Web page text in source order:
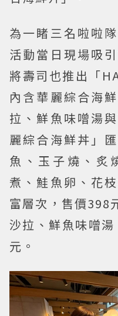
為一睹三名啦啦
活動當日現場吸
將壽司也推出「
內含華麗綜合海
拉、鮮魚味噌湯
麗綜合海鮮丼」
魚、玉子燒、炙
煮、鮭魚卵、花
富層次，售價398
沙拉、鮮魚味噌
元。